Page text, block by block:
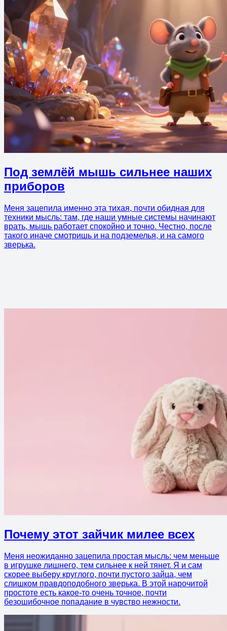
Под землёй мышь сильнее наших
приборов
Меня зацепила именно эта тихая, почти обидная для
техники мысль: там, где наши умные системы начинают
врать, мышь работает спокойно и точно. Честно, после
такого иначе смотришь и на подземелья, и на самого
зверька.
Почему этот зайчик милее всех
Меня неожиданно зацепила простая мысль: чем меньше
в игрушке лишнего, тем сильнее к ней тянет. Я и сам
скорее выберу круглого, почти пустого зайца, чем
слишком правдоподобного зверька. В этой нарочитой
простоте есть какое-то очень точное, почти
безошибочное попадание в чувство нежности.